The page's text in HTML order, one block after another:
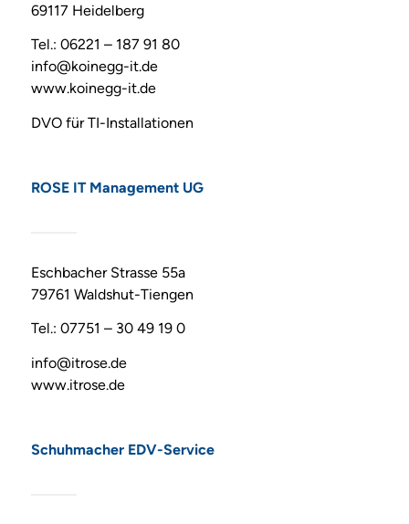
69117 Heidelberg
Tel.: 06221 – 187 91 80
info@koinegg-it.de
www.koinegg-it.de
DVO für TI-Installationen
ROSE IT Management UG
Eschbacher Strasse 55a
79761 Waldshut-Tiengen
Tel.: 07751 – 30 49 19 0
info@itrose.de
www.itrose.de
Schuhmacher EDV-Service